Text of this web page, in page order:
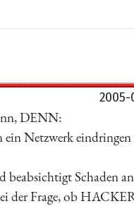
2005-
DENN:
Netzwerk eindringen
Schaden
der Frage, ob